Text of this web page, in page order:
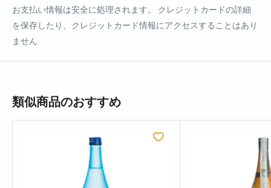
お支払い情報は安全に処理されます。 クレジットカードの詳細
を保存したり、クレジットカード情報にアクセスすることはあり
ません
類似商品のおすすめ